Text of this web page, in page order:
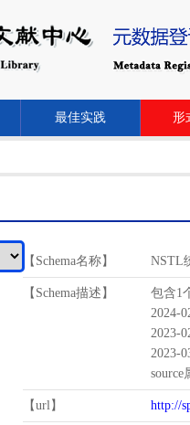
最佳实践 形
【Schema名称】 NSTL
【Schema描述】
包含1
2024-
2023-
2023-
source
【url】 http://